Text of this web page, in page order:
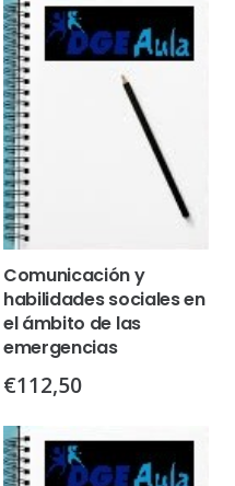
Comunicación y
habilidades sociales en
el ámbito de las
emergencias
€112,50